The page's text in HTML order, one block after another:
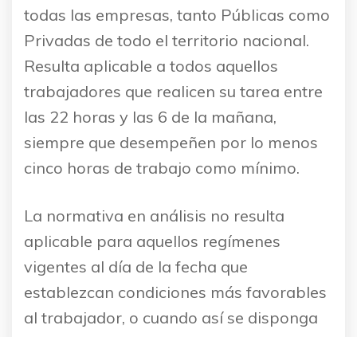
todas las empresas, tanto Públicas como
Privadas de todo el territorio nacional.
Resulta aplicable a todos aquellos
trabajadores que realicen su tarea entre
las 22 horas y las 6 de la mañana,
siempre que desempeñen por lo menos
cinco horas de trabajo como mínimo.
La normativa en análisis no resulta
aplicable para aquellos regímenes
vigentes al día de la fecha que
establezcan condiciones más favorables
al trabajador, o cuando así se disponga